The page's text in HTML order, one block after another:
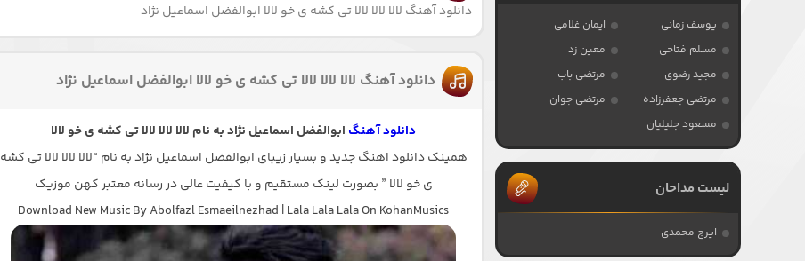
دانلود آهنگ لالا لالا لالا تی کشه ی خو لالا ابوالفضل اسماعیل نژاد
دانلود آهنگ لالا لالا لالا تی کشه ی خو لالا ابوالفضل اسماعیل نژاد
دانلود آهنگ ابوالفضل اسماعیل نژاد به نام لالا لالا لالا تی کشه ی خو لالا
همینک دانلود اهنگ جدید و بسیار زیبای ابوالفضل اسماعیل نژاد به نام “لالا لالا لالا تی کشه
ی خو لالا ” بصورت لینک مستقیم و با کیفیت عالی در رسانه معتبر کهن موزیک
Download New Music By Abolfazl Esmaeilnezhad | Lala Lala Lala On KohanMusics
یوسف زمانی
ایمان غلامی
مسلم فتاحی
معین زد
مجید رضوی
مرتضی باب
مرتضی جعفرزاده
مرتضی جوان
مسعود جلیلیان
لیست مداحان
ایرج محمدی